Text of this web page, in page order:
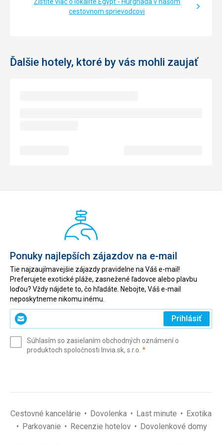
cestovnom sprievodcovi
Ďalšie hotely, ktoré by vás mohli zaujať
Ponuky najlepších zájazdov na e-mail
Tie najzaujímavejšie zájazdy pravidelne na Váš e-mail!
Preferujete exotické pláže, zasnežené ľadovce alebo plavbu
loďou? Vždy nájdete to, čo hľadáte. Nebojte, Váš e-mail
neposkytneme nikomu inému.
Zadajte
svoj
(povinné)
Prihlásiť
Súhlasím so zasielaním obchodných oznámení o
produktoch spoločnosti Invia.sk, s.r.o. *(povinné)
Cestovné kancelárie Dovolenka Last minute
Exotika
Parkovanie
Recenzie hotelov Dovolenkové domy